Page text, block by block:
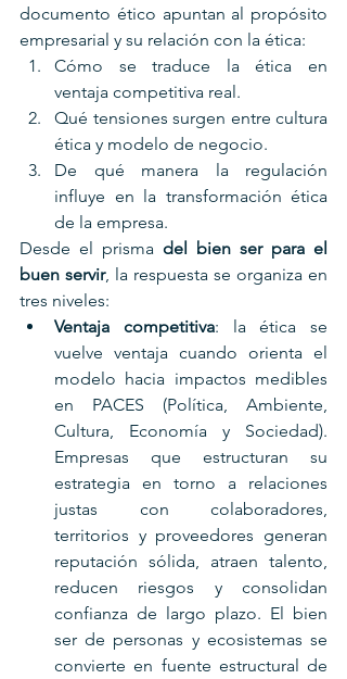
documento ético apuntan al propósito
empresarial y su relación con la ética:
Cómo se traduce la ética en
ventaja competitiva real.
Qué tensiones surgen entre cultura
ética y modelo de negocio.
De qué manera la regulación
influye en la transformación ética
de la empresa.
Desde el prisma del bien ser para el
buen servir, la respuesta se organiza en
tres niveles:
Ventaja competitiva: la ética se
vuelve ventaja cuando orienta el
modelo hacia impactos medibles
en PACES (Política, Ambiente,
Cultura, Economía y Sociedad).
Empresas que estructuran su
estrategia en torno a relaciones
justas con colaboradores,
territorios y proveedores generan
reputación sólida, atraen talento,
reducen riesgos y consolidan
confianza de largo plazo. El bien
ser de personas y ecosistemas se
convierte en fuente estructural de